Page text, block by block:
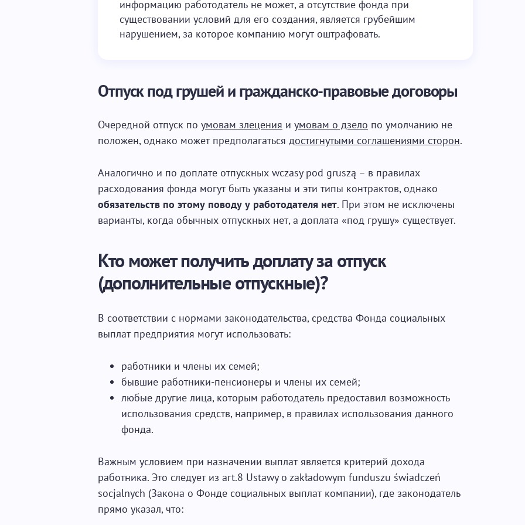
информацию работодатель не может, а отсутствие фонда при
существовании условий для его создания, является грубейшим
нарушением, за которое компанию могут оштрафовать.
Отпуск под грушей и гражданско-правовые договоры
Очередной отпуск по умовам злецения и умовам о дзело по умолчанию не
положен, однако может предполагаться достигнутыми соглашениями сторон.
Аналогично и по доплате отпускных wczasy pod gruszą – в правилах
расходования фонда могут быть указаны и эти типы контрактов, однако
обязательств по этому поводу у работодателя нет. При этом не исключены
варианты, когда обычных отпускных нет, а доплата «под грушу» существует.
Кто может получить доплату за отпуск
(дополнительные отпускные)?
В соответствии с нормами законодательства, средства Фонда социальных
выплат предприятия могут использовать:
работники и члены их семей;
бывшие работники-пенсионеры и члены их семей;
любые другие лица, которым работодатель предоставил возможность
использования средств, например, в правилах использования данного
фонда.
Важным условием при назначении выплат является критерий дохода
работника. Это следует из art.8 Ustawy o zakładowym funduszu świadczeń
socjalnych (Закона о Фонде социальных выплат компании), где законодатель
прямо указал, что: